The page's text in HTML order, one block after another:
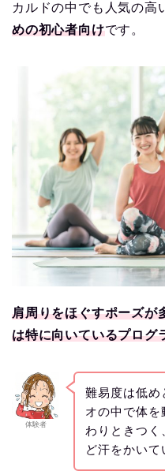
カルドの中でも人気の高
めの初心者向けです。
肩周りをほぐすポーズが
は特に向いているプログ
体験者
難易度は低め
オの中で体を
わりときつく
ど汗をかいて